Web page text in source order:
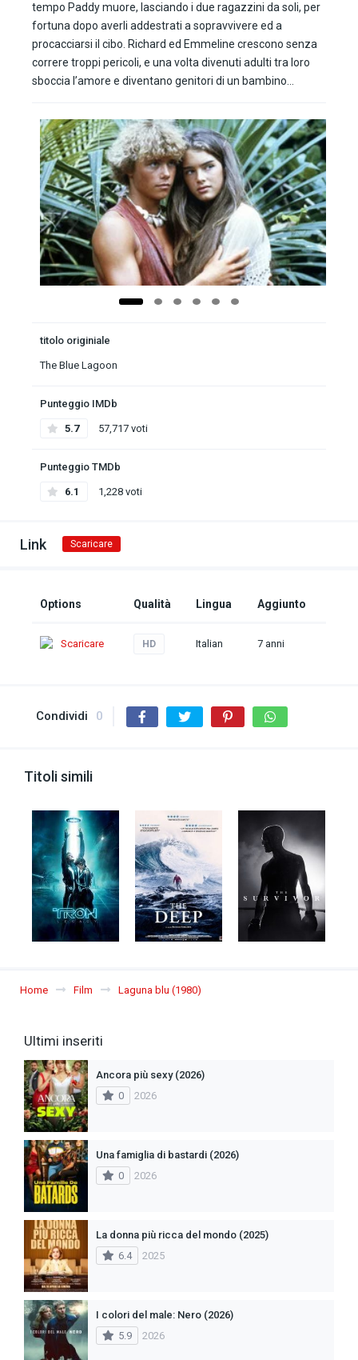
tempo Paddy muore, lasciando i due ragazzini da soli, per
fortuna dopo averli addestrati a sopravvivere ed a
procacciarsi il cibo. Richard ed Emmeline crescono senza
correre troppi pericoli, e una volta divenuti adulti tra loro
sboccia l’amore e diventano genitori di un bambino…
titolo originiale
The Blue Lagoon
Punteggio IMDb
5.7 57,717 voti
Punteggio TMDb
6.1 1,228 voti
Link Scaricare
Options Qualità Lingua Aggiunto
Scaricare HD Italian 7 anni
Condividi 0
Titoli simili
Home Film Laguna blu (1980)
Ultimi inseriti
Ancora più sexy (2026)
0
2026
Una famiglia di bastardi (2026)
0
2026
La donna più ricca del mondo (2025)
6.4
2025
I colori del male: Nero (2026)
5.9
2026